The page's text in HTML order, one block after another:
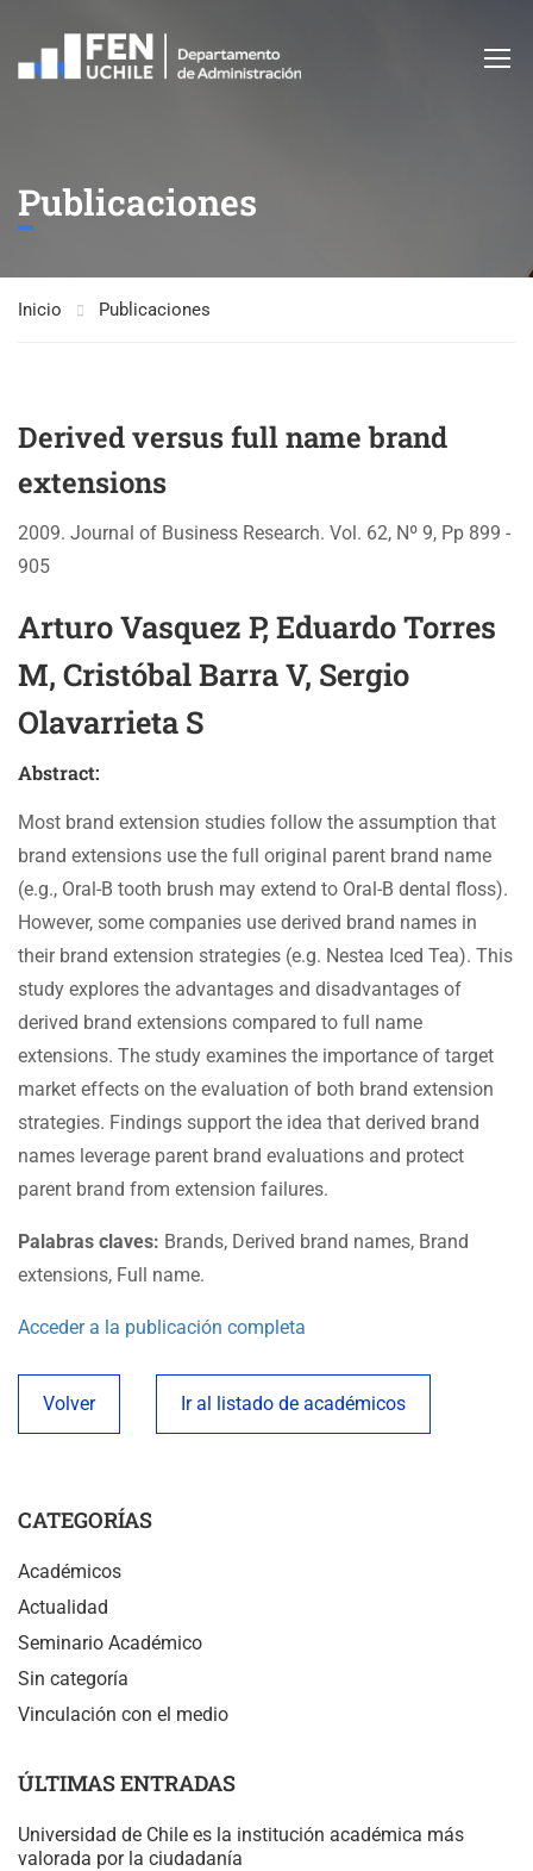
Publicaciones
Inicio Publicaciones
Derived versus full name brand
extensions
2009. Journal of Business Research. Vol. 62, Nº 9, Pp 899 -
905
Arturo Vasquez P, Eduardo Torres
M, Cristóbal Barra V, Sergio
Olavarrieta S
Abstract:
Most brand extension studies follow the assumption that
brand extensions use the full original parent brand name
(e.g., Oral-B tooth brush may extend to Oral-B dental floss).
However, some companies use derived brand names in
their brand extension strategies (e.g. Nestea Iced Tea). This
study explores the advantages and disadvantages of
derived brand extensions compared to full name
extensions. The study examines the importance of target
market effects on the evaluation of both brand extension
strategies. Findings support the idea that derived brand
names leverage parent brand evaluations and protect
parent brand from extension failures.
Palabras claves: Brands, Derived brand names, Brand
extensions, Full name.
Acceder a la publicación completa
Volver Ir al listado de académicos
CATEGORÍAS
Académicos
Actualidad
Seminario Académico
Sin categoría
Vinculación con el medio
ÚLTIMAS ENTRADAS
Universidad de Chile es la institución académica más
valorada por la ciudadanía